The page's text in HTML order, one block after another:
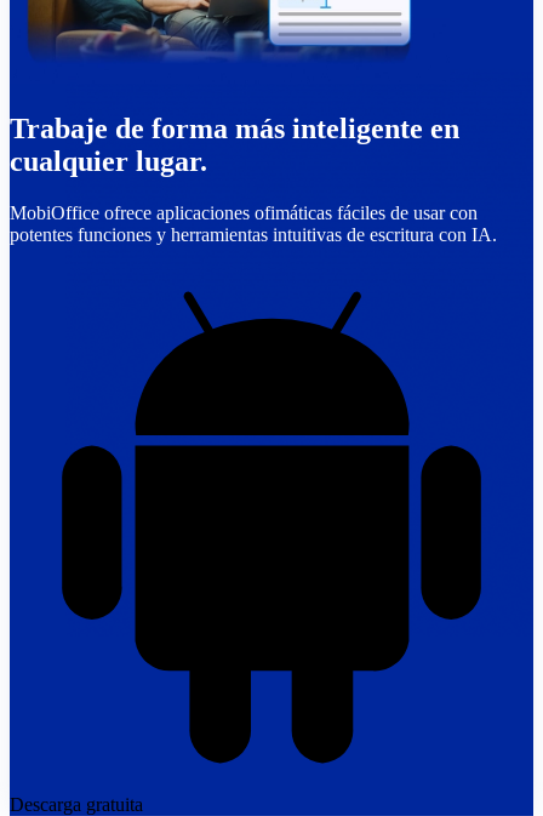
Trabaje de forma más inteligente en
cualquier lugar.
MobiOffice ofrece aplicaciones ofimáticas fáciles de usar con
potentes funciones y herramientas intuitivas de escritura con IA.
Descarga gratuita